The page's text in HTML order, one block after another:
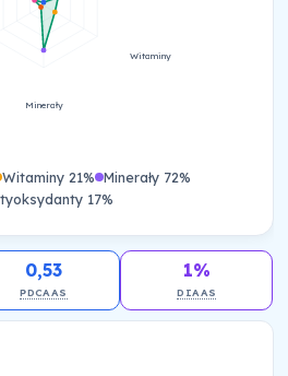
Witaminy
Minerały
Witaminy 21% Minerały 72%
17%
0,53
PDCAAS
1%
DIAAS